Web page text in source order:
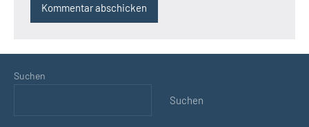
Suchen
Suchen